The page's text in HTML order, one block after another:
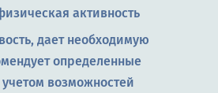
активность
дает необходимую
определенные
возможностей